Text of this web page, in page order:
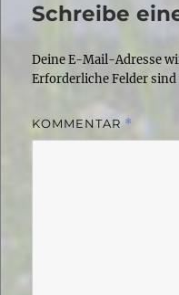
Schreibe
Deine E-Mail-Adresse
Erforderliche Felder
KOMMENTAR *